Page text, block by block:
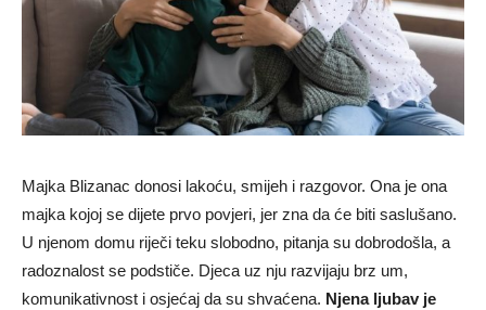
Majka Blizanac donosi lakoću, smijeh i razgovor. Ona je ona
majka kojoj se dijete prvo povjeri, jer zna da će biti saslušano.
U njenom domu riječi teku slobodno, pitanja su dobrodošla, a
radoznalost se podstiče. Djeca uz nju razvijaju brz um,
komunikativnost i osjećaj da su shvaćena. Njena ljubav je